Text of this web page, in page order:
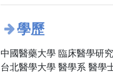
學歷
中國醫藥大學 臨床醫學研
台北醫學大學 醫學系 醫學